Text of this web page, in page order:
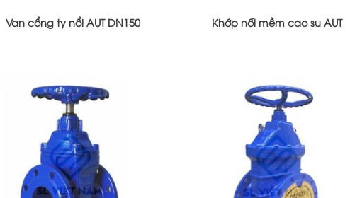
Van cổng ty nổi AUT DN150 Khớp nối mềm cao su AUT